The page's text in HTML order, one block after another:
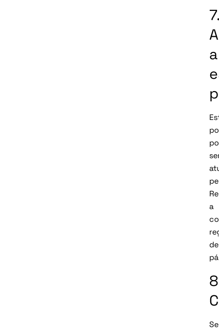
a
a
Se